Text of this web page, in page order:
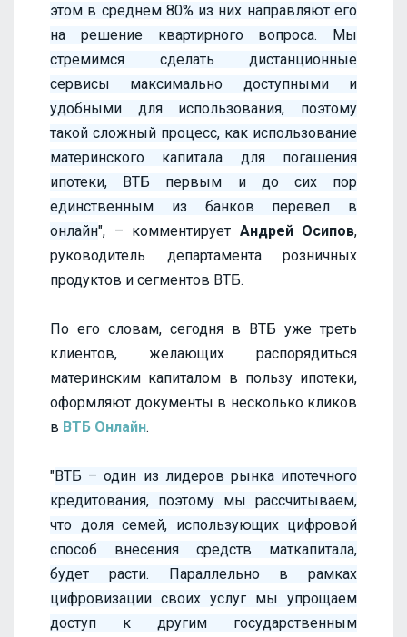
этом в среднем 80% из них направляют его
на решение квартирного вопроса. Мы
стремимся сделать дистанционные
сервисы максимально доступными и
удобными для использования, поэтому
такой сложный процесс, как использование
материнского капитала для погашения
ипотеки, ВТБ первым и до сих пор
единственным из банков перевел в
онлайн", – комментирует Андрей Осипов,
руководитель департамента розничных
продуктов и сегментов ВТБ.
По его словам, сегодня в ВТБ уже треть
клиентов, желающих распорядиться
материнским капиталом в пользу ипотеки,
оформляют документы в несколько кликов
в ВТБ Онлайн.
"ВТБ – один из лидеров рынка ипотечного
кредитования, поэтому мы рассчитываем,
что доля семей, использующих цифровой
способ внесения средств маткапитала,
будет расти. Параллельно в рамках
цифровизации своих услуг мы упрощаем
доступ к другим государственным